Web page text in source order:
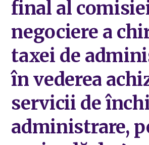
final al
negociere a
taxei de
în vederea
servicii de
administrare,